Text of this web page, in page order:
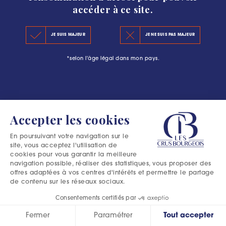
accéder à ce site.
JE SUIS MAJEUR JE NE SUIS PAS MAJEUR
*selon l'âge légal dans mon pays.
Excessive consumption of alcohol is harmful to your health.
Accepter les cookies
En poursuivant votre navigation sur le
site, vous acceptez l'utilisation de
cookies pour vous garantir la meilleure
navigation possible, réaliser des statistiques, vous proposer des
offres adaptées à vos centres d'intérêts et permettre le partage
de contenu sur les réseaux sociaux.
Consentements certifiés par
Fermer Paramétrer Tout accepter